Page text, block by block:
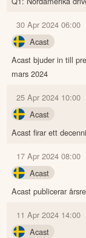
30 Apr 2024 06:00
Acast
Acast bjuder in till
mars 2024
25 Apr 2024 10:00
Acast
Acast firar ett
17 Apr 2024 08:00
Acast
Acast publicerar
11 Apr 2024 14:00
Acast